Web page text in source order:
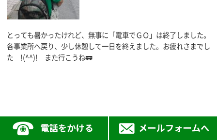
とっても暑かったけれど、無事に「電車でＧＯ」は終了しました。
各事業所へ戻り、少し休憩して一日を終えました。お疲れさまでし
た !(^^)! また行こうね🚃